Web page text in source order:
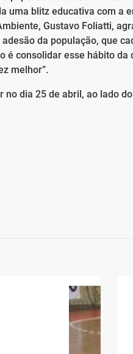
uma blitz educativa com a
Gustavo Foliatti,
da população, que
é consolidar esse hábito
melhor”.
dia 25 de abril, ao lado